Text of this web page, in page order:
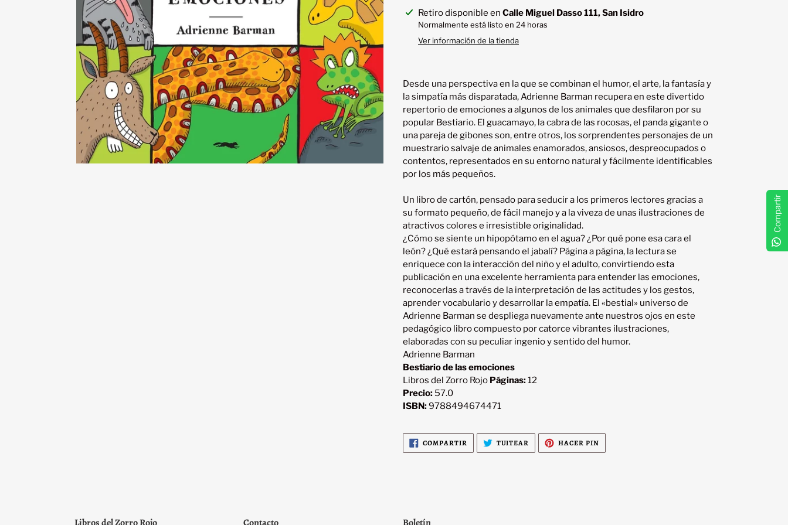
Agregando
producto
Retiro disponible en Calle Miguel Dasso 111, San Isidro
Normalmente está listo en 24 horas
Ver información de la tienda
Desde una perspectiva en la que se combinan el humor, el arte, la fantasía y
la simpatía más disparatada, Adrienne Barman recupera en este divertido
repertorio de emociones a algunos de los animales que desfilaron por su
popular Bestiario. El guacamayo, la cabra de las rocosas, el panda gigante o
una pareja de gibones son, entre otros, los sorprendentes personajes de un
muestrario salvaje de animales enamorados, ansiosos, despreocupados o
contentos, representados en su entorno natural y fácilmente identificables
por los más pequeños.
Un libro de cartón, pensado para seducir a los primeros lectores gracias a
su formato pequeño, de fácil manejo y a la viveza de unas ilustraciones de
atractivos colores e irresistible originalidad.
¿Cómo se siente un hipopótamo en el agua? ¿Por qué pone esa cara el
león? ¿Qué estará pensando el jabalí? Página a página, la lectura se
enriquece con la interacción del niño y el adulto, convirtiendo esta
publicación en una excelente herramienta para entender las emociones,
reconocerlas a través de la interpretación de las actitudes y los gestos,
aprender vocabulario y desarrollar la empatía. El «bestial» universo de
Adrienne Barman se despliega nuevamente ante nuestros ojos en este
pedagógico libro compuesto por catorce vibrantes ilustraciones,
Adrienne Barman
Bestiario de las emociones
Libros del Zorro Rojo Páginas:12
Precio: 57.0
ISBN:9788494674471
COMPARTIR COMPARTIR
EN
FACEBOOK
TUITEAR TUITEAR
TWITTER
HACER PINPINEAR
PINTEREST
Compartir